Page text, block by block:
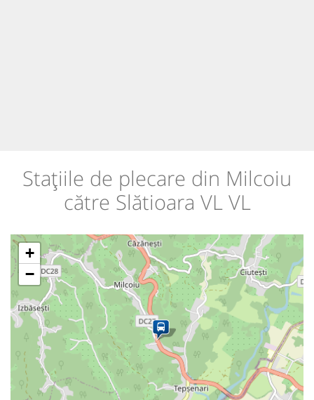
Stațiile de plecare din Milcoiu
către Slătioara VL VL
+
−